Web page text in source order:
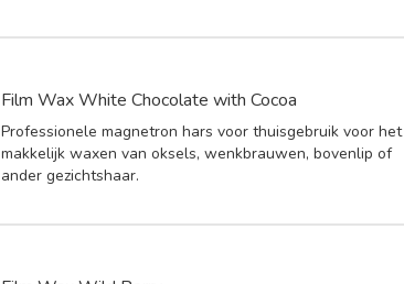
Film Wax White Chocolate with Cocoa
Professionele magnetron hars voor thuisgebruik voor het
makkelijk waxen van oksels, wenkbrauwen, bovenlip of
ander gezichtshaar.